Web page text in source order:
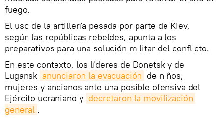
fuego.
El uso de la artillería pesada por parte de Kiev,
según las repúblicas rebeldes, apunta a los
preparativos para una solución militar del conflicto.
En este contexto, los líderes de Donetsk y de
Lugansk anunciaron la evacuación de niños,
mujeres y ancianos ante una posible ofensiva del
Ejército ucraniano y decretaron la movilización
general .